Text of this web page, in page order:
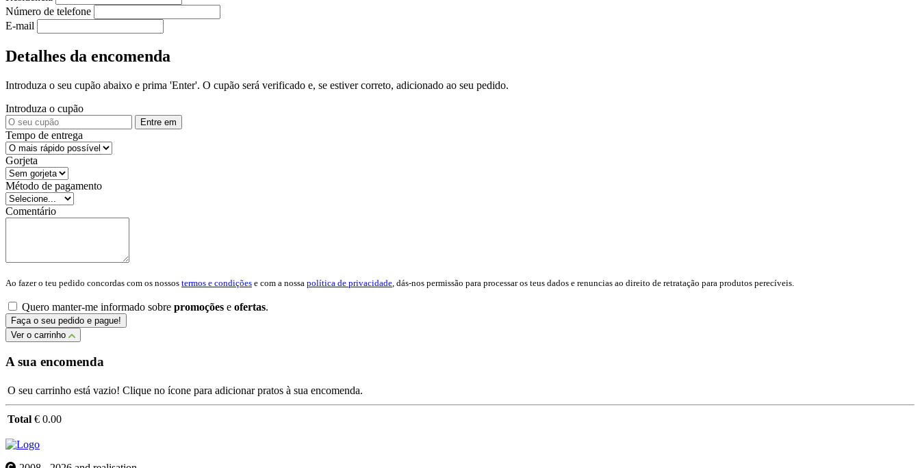
Número de telefone
E-mail
Detalhes da encomenda
Introduza o seu cupão abaixo e prima 'Enter'. O cupão será verificado e, se estiver correto, adicionado ao seu pedido.
Introduza o cupão
Entre em
Tempo de entrega
Gorjeta
Método de pagamento
Comentário
Ao fazer o teu pedido concordas com os nossos termos e condições e com a nossa política de privacidade , dás-nos permissão para processar os teus dados e renuncias ao direito de retratação para produtos perecíveis.
Quero manter-me informado sobre promoções e ofertas.
Faça o seu pedido e pague!
Ver o carrinho
A sua encomenda
O seu carrinho está vazio! Clique no ícone para adicionar pratos à sua encomenda.
Total € 0.00